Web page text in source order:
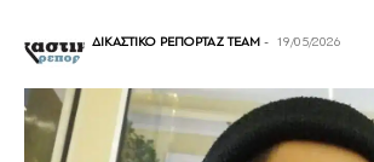
ΔΙΚΑΣΤΙΚΟ ΡΕΠΟΡΤΑΖ TEAM - 19/05/2026